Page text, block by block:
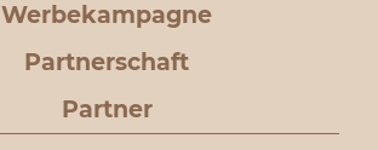
Werbekampagne
Partnerschaft
Partner